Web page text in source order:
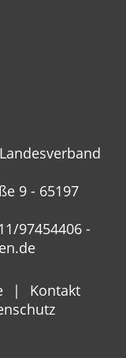
9 - 65197
97454406 -
Kontakt